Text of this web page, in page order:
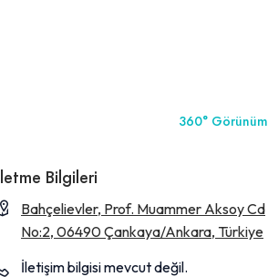
360° Görünüm
Bilgileri
Bahçelievler, Prof. Muammer Aksoy Cd
No:2, 06490 Çankaya/Ankara, Türkiye
İletişim bilgisi mevcut değil.